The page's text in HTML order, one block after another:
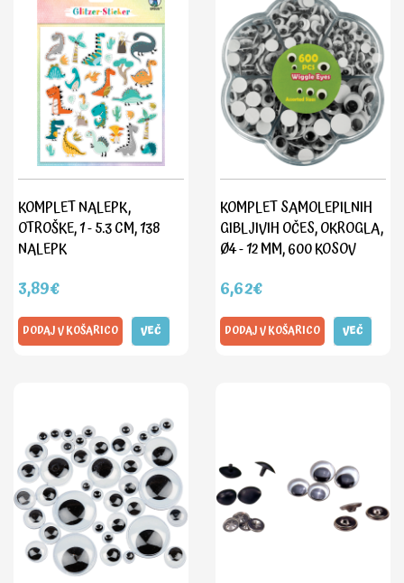
KOMPLET NALEPK,
OTROŠKE, 1 - 5.3 CM, 138
NALEPK
3,89€
DODAJ V KOŠARICO VEČ
KOMPLET SAMOLEPILNIH
GIBLJIVIH OČES, OKROGLA,
Ø4 - 12 MM, 600 KOSOV
6,62€
DODAJ V KOŠARICO VEČ